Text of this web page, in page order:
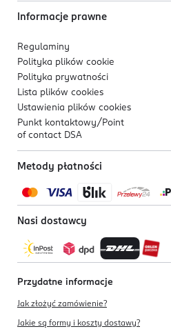
Informacje prawne
Regulaminy
Polityka plików cookie
Polityka prywatności
Lista plików cookies
Ustawienia plików cookies
Punkt kontaktowy/ Point
of contact DSA
Metody płatności
Nasi dostawcy
Przydatne informacje
Jak złożyć zamówienie?
Jakie są formy i koszty dostawy?